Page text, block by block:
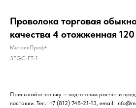
Проволока торговая
качества 4 отожженная 120
МеталлПроф+
5FGC-FT-1
Присылайте заявку — подготовим расчёт и
поставки. Тел.: +7 (812) 748-21-13, email: